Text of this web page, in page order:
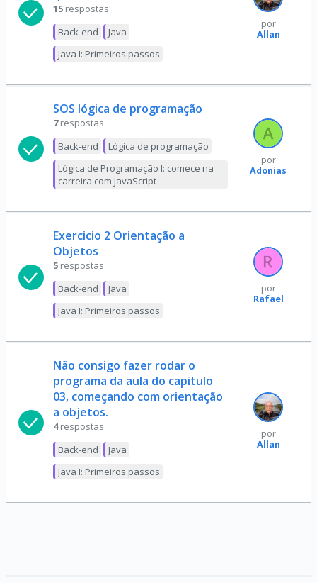
15 respostas
Back-end
Java
Java I: Primeiros passos
por
Allan
SOS lógica de programação
7 respostas
Back-end
Lógica de programação
Lógica de Programação I: comece na
carreira com JavaScript
por
Adonias
Exercicio 2 Orientação a
Objetos
5 respostas
Back-end
Java
Java I: Primeiros passos
por
Rafael
Não consigo fazer rodar o
programa da aula do capitulo
03, começando com orientação
a objetos.
4 respostas
Back-end
Java
Java I: Primeiros passos
por
Allan